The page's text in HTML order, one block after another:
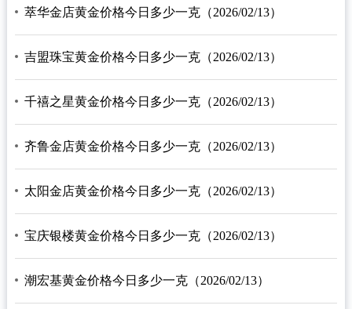
萃华金店黄金价格今日多少一克（2026/02/13）
吉盟珠宝黄金价格今日多少一克（2026/02/13）
千禧之星黄金价格今日多少一克（2026/02/13）
齐鲁金店黄金价格今日多少一克（2026/02/13）
太阳金店黄金价格今日多少一克（2026/02/13）
宝庆银楼黄金价格今日多少一克（2026/02/13）
潮宏基黄金价格今日多少一克（2026/02/13）